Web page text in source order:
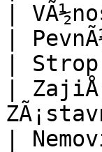
|
|
|
|
|